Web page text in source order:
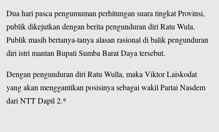
Dua hari pasca pengumuman perhitungan suara tingkat Provinsi,
publik dikejutkan dengan berita pengunduran diri Ratu Wula.
Publik masih bertanya-tanya alasan rasional di balik pengunduran
diri istri mantan Bupati Sumba Barat Daya tersebut.
Dengan pengunduran diri Ratu Wulla, maka Viktor Laiskodat
yang akan menggantikan posisinya sebagai wakil Partai Nasdem
dari NTT Dapil 2.*